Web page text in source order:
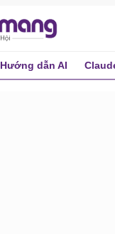
Hướng dẫn AI